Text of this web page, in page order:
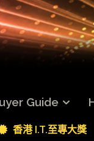
Guide
香港 I.T.至專大獎